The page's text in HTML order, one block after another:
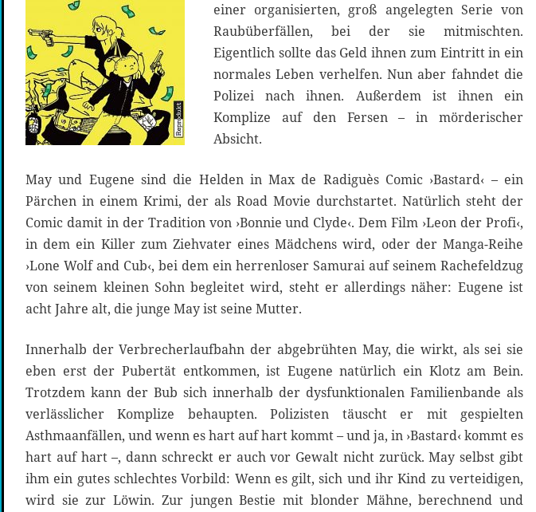
einer organisierten, groß angelegten Serie von
Raubüberfällen, bei der sie mitmischten.
Eigentlich sollte das Geld ihnen zum Eintritt in ein
normales Leben verhelfen. Nun aber fahndet die
Polizei nach ihnen. Außerdem ist ihnen ein
Komplize auf den Fersen – in mörderischer
Absicht.
May und Eugene sind die Helden in Max de Radiguès Comic ›Bastard‹ – ein
Pärchen in einem Krimi, der als Road Movie durchstartet. Natürlich steht der
Comic damit in der Tradition von ›Bonnie und Clyde‹. Dem Film ›Leon der Profi‹,
in dem ein Killer zum Ziehvater eines Mädchens wird, oder der Manga-Reihe
›Lone Wolf and Cub‹, bei dem ein herrenloser Samurai auf seinem Rachefeldzug
von seinem kleinen Sohn begleitet wird, steht er allerdings näher: Eugene ist
acht Jahre alt, die junge May ist seine Mutter.
Innerhalb der Verbrecherlaufbahn der abgebrühten May, die wirkt, als sei sie
eben erst der Pubertät entkommen, ist Eugene natürlich ein Klotz am Bein.
Trotzdem kann der Bub sich innerhalb der dysfunktionalen Familienbande als
verlässlicher Komplize behaupten. Polizisten täuscht er mit gespielten
Asthmaanfällen, und wenn es hart auf hart kommt – und ja, in ›Bastard‹ kommt es
hart auf hart –, dann schreckt er auch vor Gewalt nicht zurück. May selbst gibt
ihm ein gutes schlechtes Vorbild: Wenn es gilt, sich und ihr Kind zu verteidigen,
wird sie zur Löwin. Zur jungen Bestie mit blonder Mähne, berechnend und